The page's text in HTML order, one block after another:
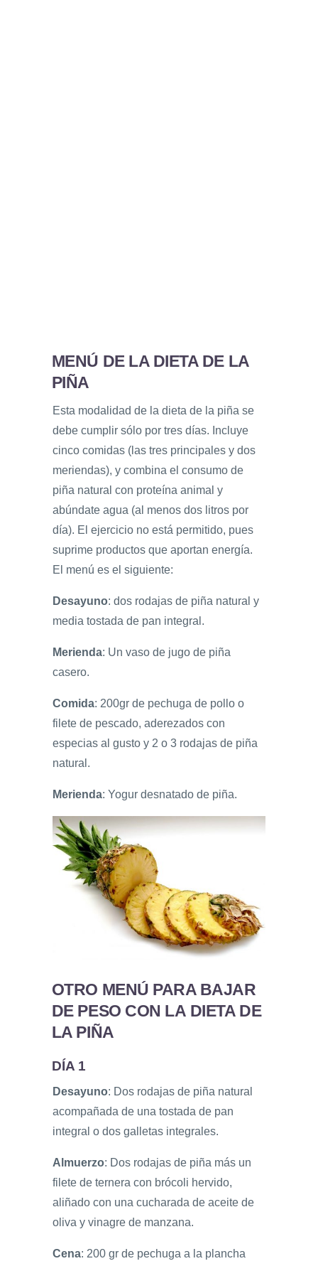
MENÚ DE LA DIETA DE LA
PIÑA
Esta modalidad de la dieta de la piña se
debe cumplir sólo por tres días. Incluye
cinco comidas (las tres principales y dos
meriendas), y combina el consumo de
piña natural con proteína animal y
abúndate agua (al menos dos litros por
día). El ejercicio no está permitido, pues
suprime productos que aportan energía.
El menú es el siguiente:
Desayuno: dos rodajas de piña natural y
media tostada de pan integral.
Merienda: Un vaso de jugo de piña
casero.
Comida: 200gr de pechuga de pollo o
filete de pescado, aderezados con
especias al gusto y 2 o 3 rodajas de piña
natural.
Merienda: Yogur desnatado de piña.
OTRO MENÚ PARA BAJAR
DE PESO CON LA DIETA DE
LA PIÑA
DÍA 1
Desayuno: Dos rodajas de piña natural
acompañada de una tostada de pan
integral o dos galletas integrales.
Almuerzo: Dos rodajas de piña más un
filete de ternera con brócoli hervido,
aliñado con una cucharada de aceite de
oliva y vinagre de manzana.
Cena: 200 gr de pechuga a la plancha